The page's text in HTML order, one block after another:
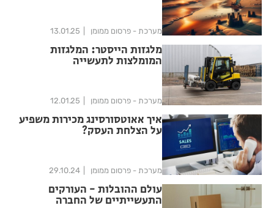
מערכת - פרסום ממומן 13.01.25
מלגזות הייסטר: המלגזות
המומלצות לתעשייה
מערכת - פרסום ממומן 12.01.25
איך אאוטסורסינג מכירות משפיע
על הצלחת העסק?
מערכת - פרסום ממומן 29.10.24
עולם ההובלות - העורקים
התעשייתיים של החברה